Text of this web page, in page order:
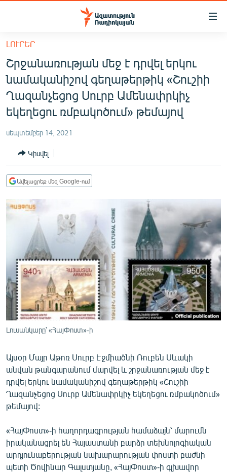
Մատչելիության
հիմնական
բովանդակությանը
Անցնել
հիմնական
մենյուին
Որոնում
ՀԱՅԱՍՏԱՆ
ՔԱՂԱՔԱԿԱՆ
ԸՆՏՐՈՒԹՅՈՒՆՆԵՐ 2026
ՏՆՏԵՍՈՒԹՅՈՒՆ
ՂԱՐԱԲԱՂ
ՊԱՏԵՐԱԶՄԻ 6 ՇԱԲԱԹՆԵՐԸ
ՏԱՐԱԾԱՇՐՋԱՆ
ՄԻՋԱԶԳԱՅԻՆ
ՄՇԱԿՈՒՅԹ
ՍՊՈՐՏ
ՄԵԿՆԱԲԱՆՈՒԹՅՈՒՆ
ՏՏ ԵՒ ԻՆՏԵՐՆԵՏ
ԿՈՐՈՆԱՎԻՐՈՒՍ
ՏԵՍԱՆՅՈՒԹԵՐ
ԲԱՆԱՎԵՃ
ՁԳՏԵԼՈՎ ԼԱՎԱԳՈՒՅՆԻՆ
Հայերեն
English
ԼՈՒՐԵՐ
Շրջանառության մեջ է դրվել երկու
նամականիշով գեղաթերթիկ «Շուշիի
Ղազանչեցոց Սուրբ Ամենափրկիչ
եկեղեցու ռմբակոծում» թեմայով
սեպտեմբեր 14, 2021
Կիսվել
Ավելացրեք մեզ Google-ում
Լուսանկարը՝ «ՀայՓոստ»-ի
Այսօր Մայր Աթոռ Սուրբ Էջմիածնի Ռուբեն Սևակի
անվան թանգարանում մարվել և շրջանառության մեջ է
դրվել երկու նամականիշով գեղաթերթիկ «Շուշիի
Ղազանչեցոց Սուրբ Ամենափրկիչ եկեղեցու ռմբակոծում»
թեմայով:
«ՀայՓոստ»-ի հաղորդագրության համաձայն՝ մարումն
իրականացրել են Հայաստանի բարձր տեխնոլոգիական
արդյունաբերության նախարարության փոստի բաժնի
պետի Ծովինար Գալստյանը, «ՀայՓոստ»-ի գլխավոր